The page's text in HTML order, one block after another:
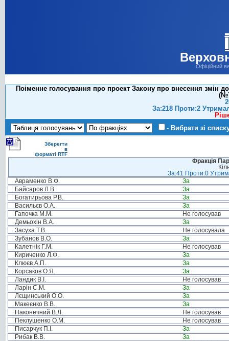
Офіційний
Поіменне голосування про проект Закону про внесення змін
За:218 Проти:2
- Вибрати зі
Зберегти
в
форматі RTF
Фракція
За:41 Проти:0
Авраменко В.Ф.
За
Байсаров Л.В.
За
Богатирьова Р.В.
За
Васильєв О.А.
За
Гапочка М.М.
Не голосував
Демьохін В.А.
За
Засуха Т.В.
Не голосувала
Зубанов В.О.
За
Калетнік Г.М.
Не голосував
Кириченко Л.Ф.
За
Клюєв А.П.
За
Корсаков О.Я.
За
Ландик В.І.
Не голосував
Ларін С.М.
За
Лєщинський О.О.
За
Макеєнко В.В.
За
Наконечний В.Л.
Не голосував
Пеклушенко О.М.
Не голосував
Писарчук П.І.
За
Рибак В.В.
За